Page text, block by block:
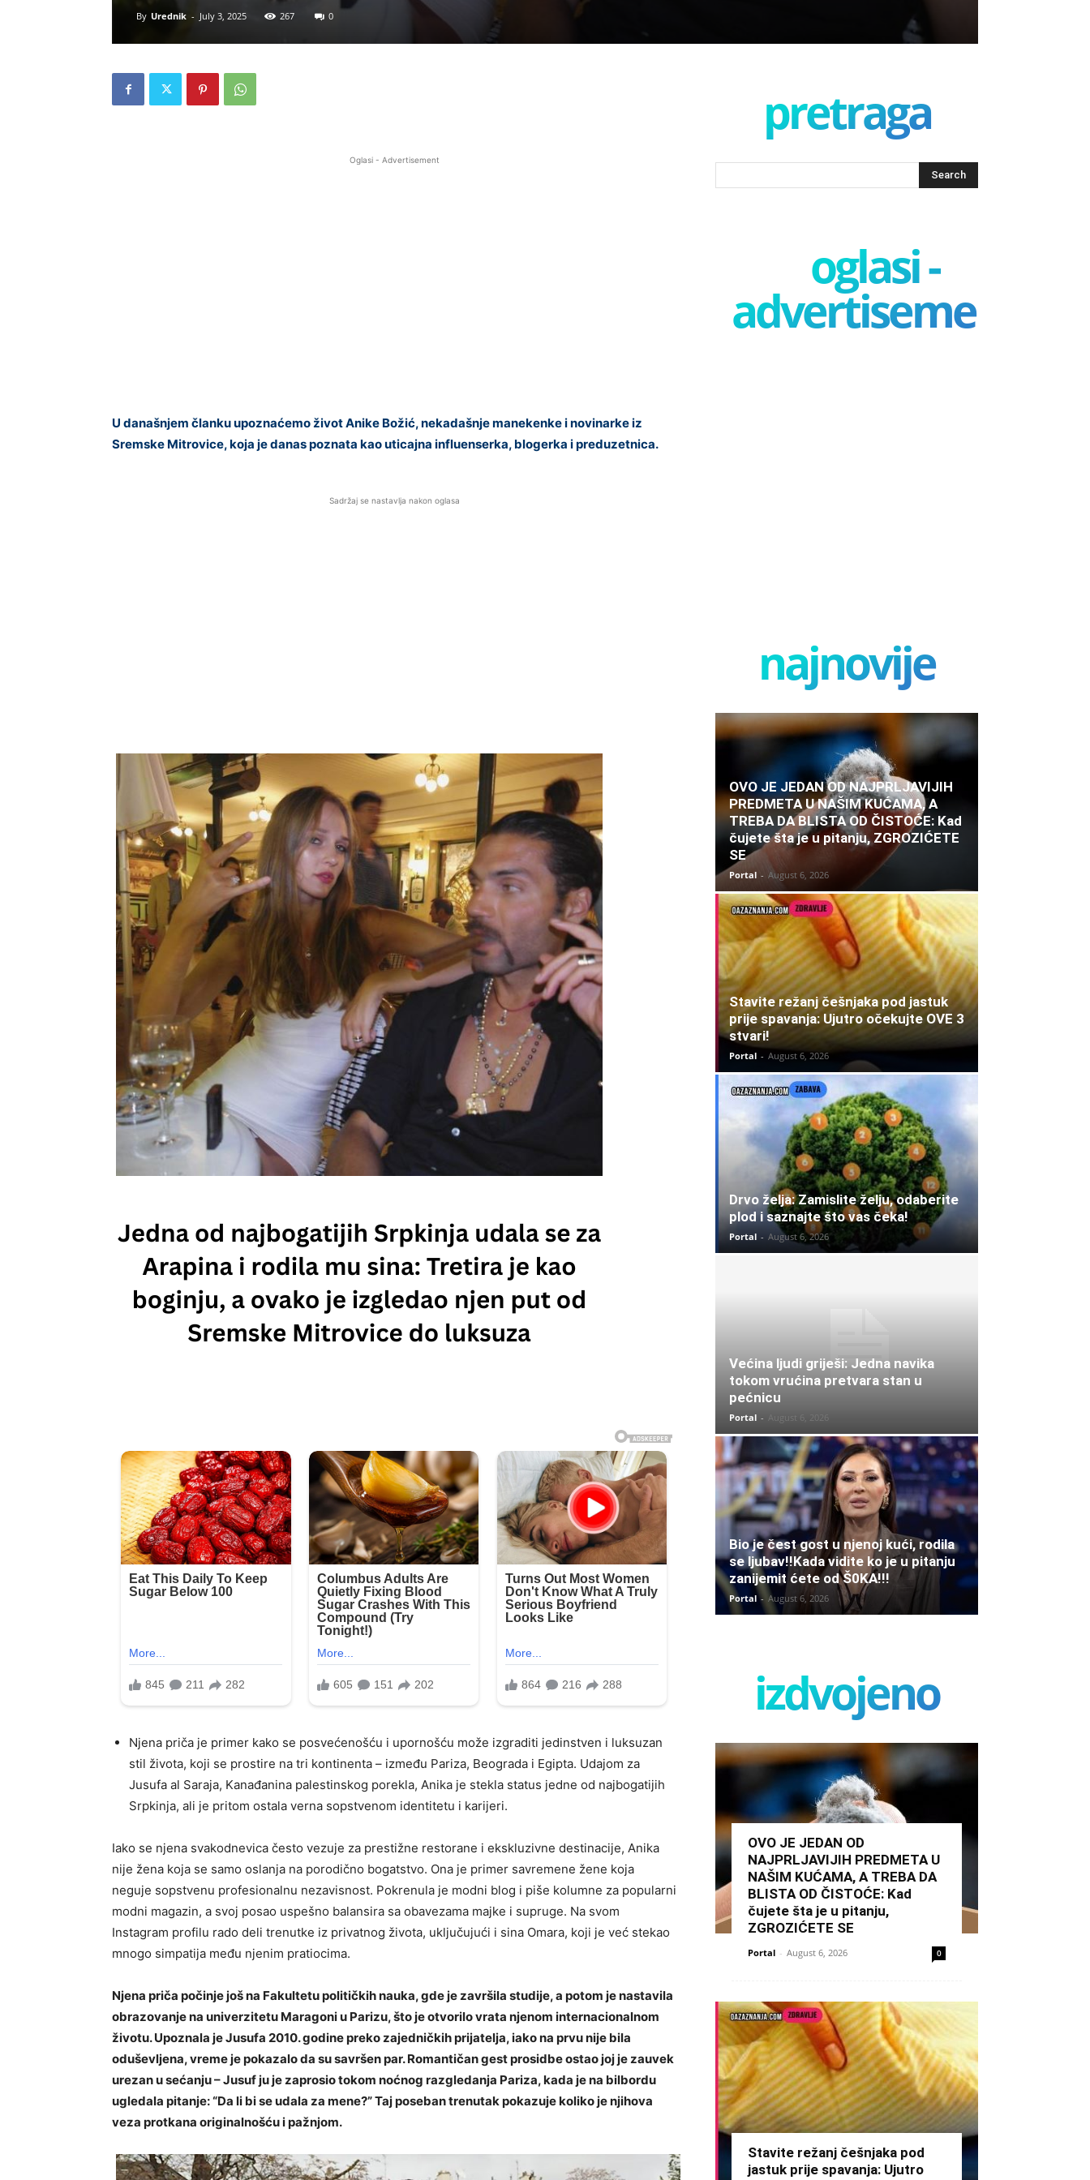
By Urednik - July 3, 2025 267 0
Oglasi - Advertisement
U današnjem članku upoznaćemo život Anike Božić, nekadašnje manekenke i novinarke iz
Sremske Mitrovice, koja je danas poznata kao uticajna influenserka, blogerka i preduzetnica.
Sadržaj se nastavlja nakon oglasa
Njena priča je primer kako se posvećenošću i upornošću može izgraditi jedinstven i luksuzan
stil života, koji se prostire na tri kontinenta – između Pariza, Beograda i Egipta. Udajom za
Jusufa al Saraja, Kanađanina palestinskog porekla, Anika je stekla status jedne od najbogatijih
Srpkinja, ali je pritom ostala verna sopstvenom identitetu i karijeri.
Iako se njena svakodnevica često vezuje za prestižne restorane i ekskluzivne destinacije, Anika
nije žena koja se samo oslanja na porodično bogatstvo. Ona je primer savremene žene koja
neguje sopstvenu profesionalnu nezavisnost. Pokrenula je modni blog i piše kolumne za popularni
modni magazin, a svoj posao uspešno balansira sa obavezama majke i supruge. Na svom
Instagram profilu rado deli trenutke iz privatnog života, uključujući i sina Omara, koji je već stekao
mnogo simpatija među njenim pratiocima.
Njena priča počinje još na Fakultetu političkih nauka, gde je završila studije, a potom je nastavila
obrazovanje na univerzitetu Maragoni u Parizu, što je otvorilo vrata njenom internacionalnom
životu. Upoznala je Jusufa 2010. godine preko zajedničkih prijatelja, iako na prvu nije bila
oduševljena, vreme je pokazalo da su savršen par. Romantičan gest prosidbe ostao joj je zauvek
urezan u sećanju – Jusuf ju je zaprosio tokom noćnog razgledanja Pariza, kada je na bilbordu
ugledala pitanje: “Da li bi se udala za mene?” Taj poseban trenutak pokazuje koliko je njihova
veza protkana originalnošću i pažnjom.
pretraga
oglasi -
advertisement
najnovije
OVO JE JEDAN OD NAJPRLJAVIJIH
PREDMETA U NAŠIM KUĆAMA, A
TREBA DA BLISTA OD ČISTOĆE: Kad
čujete šta je u pitanju, ZGROZIĆETE
SE
Portal - August 6, 2026
Stavite režanj češnjaka pod jastuk
prije spavanja: Ujutro očekujte OVE 3
stvari!
Portal - August 6, 2026
Drvo želja: Zamislite želju, odaberite
plod i saznajte što vas čeka!
Portal - August 6, 2026
Većina ljudi griješi: Jedna navika
tokom vrućina pretvara stan u
pećnicu
Portal - August 6, 2026
Bio je čest gost u njenoj kući, rodila
se ljubav!!Kada vidite ko je u pitanju
zanijemit ćete od Š0KA!!!
Portal - August 6, 2026
izdvojeno
OVO JE JEDAN OD
NAJPRLJAVIJIH PREDMETA U
NAŠIM KUĆAMA, A TREBA DA
BLISTA OD ČISTOĆE: Kad
čujete šta je u pitanju,
ZGROZIĆETE SE
Portal - August 6, 2026 0
Stavite režanj češnjaka pod
jastuk prije spavanja: Ujutro